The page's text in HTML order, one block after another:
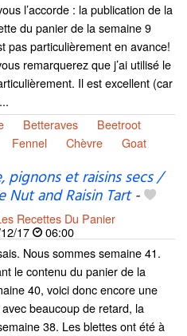
l’accorde : la publication de la
du panier de la semaine 9
pas particulièrement en avance!
remarquerez que j’ai utilisé le
Il est excellent (car
Betteraves
Beetroot
Fennel Chèvre Goat
pignons et raisins secs /
Nut and Raisin Tart-
Recettes Du Panier
17
06:00
Nous sommes semaine 41.
le contenu du panier de la
40, voici donc encore une
beaucoup de retard, la
38. Les blettes ont été à